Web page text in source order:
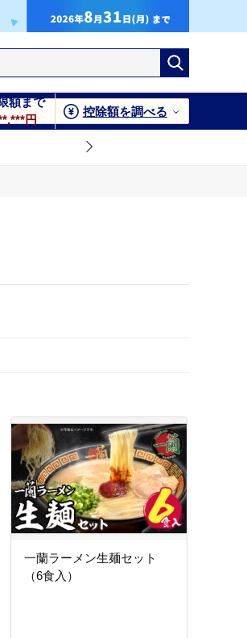
額まで
円
控除額を調べる
一蘭ラーメン生麺セット
（6食入）